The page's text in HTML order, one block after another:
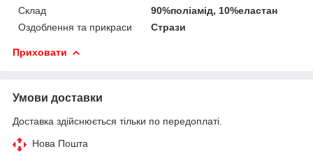
Склад
90%поліамід, 10%еластан
Оздоблення та прикраси
Стрази
Приховати
Умови доставки
Доставка здійснюється тільки по передоплаті.
Нова Пошта